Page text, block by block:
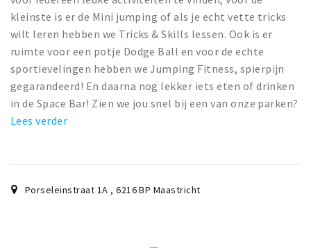
Andere City Apps
Inloggen
kleinste is er de Mini jumping of als je echt vette tricks
wilt leren hebben we Tricks & Skills lessen. Ook is er
ruimte voor een potje Dodge Ball en voor de echte
sportievelingen hebben we Jumping Fitness, spierpijn
gegarandeerd! En daarna nog lekker iets eten of drinken
in de Space Bar! Zien we jou snel bij een van onze parken?
Lees verder
Porseleinstraat 1A ,6216 BP Maastricht